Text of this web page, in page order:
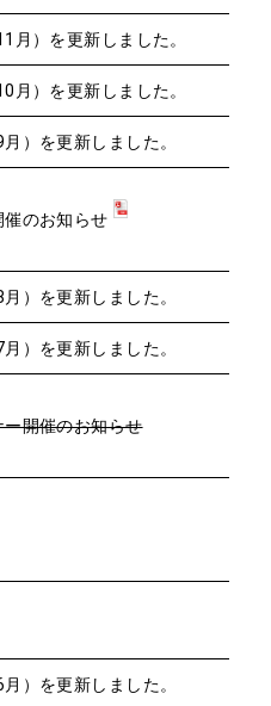
月）を更新しました。
月）を更新しました。
）を更新しました。
のお知らせ
）を更新しました。
）を更新しました。
開催のお知らせ
）を更新しました。